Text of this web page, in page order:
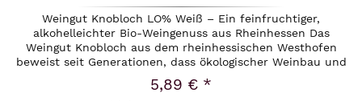
Weingut Knobloch LO% Weiß – Ein feinfruchtiger,
alkohelleichter Bio-Weingenuss aus Rheinhessen Das
Weingut Knobloch aus dem rheinhessischen Westhofen
beweist seit Generationen, dass ökologischer Weinbau und
kompromisslose Qualität Hand...
5,89 € *